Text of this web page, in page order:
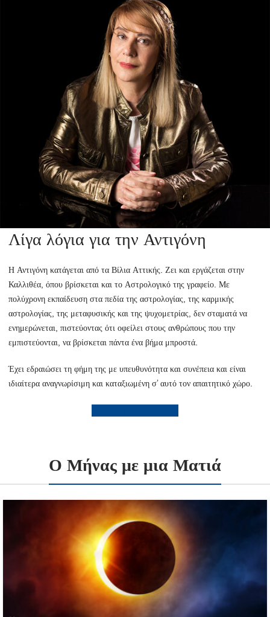
Λίγα λόγια για την Αντιγόνη
Η Αντιγόνη κατάγεται από τα Βίλια Αττικής. Ζει και εργάζεται στην
Καλλιθέα, όπου βρίσκεται και το Αστρολογικό της γραφείο. Με
πολύχρονη εκπαίδευση στα πεδία της αστρολογίας, της καρμικής
αστρολογίας, της μεταφυσικής και της ψυχομετρίας, δεν σταματά να
ενημερώνεται, πιστεύοντας ότι οφείλει στους ανθρώπους που την
εμπιστεύονται, να βρίσκεται πάντα ένα βήμα μπροστά.
Έχει εδραιώσει τη φήμη της με υπευθυνότητα και συνέπεια και είναι
ιδιαίτερα αναγνωρίσιμη και καταξιωμένη σ’ αυτό τον απαιτητικό χώρο.
Ο Μήνας με μια Ματιά